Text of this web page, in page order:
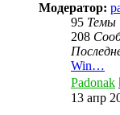
Модератор:
95 Темы
208
Win…
Padonak
13 апр